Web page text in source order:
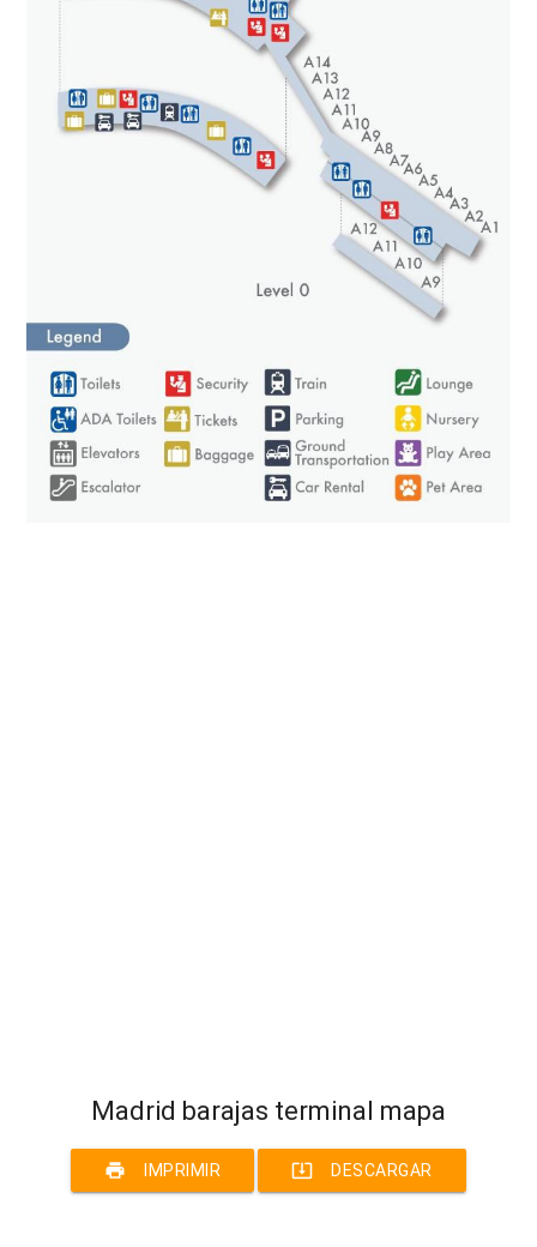
Madrid barajas terminal mapa
print IMPRIMIR system_update_alt DESCARGAR